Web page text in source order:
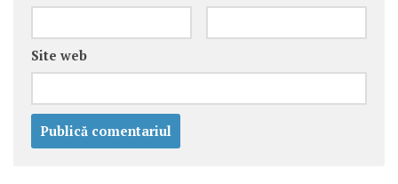
Site web